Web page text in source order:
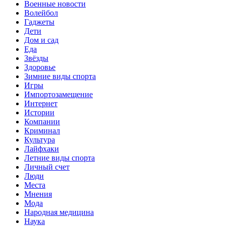
Военные новости
Волейбол
Гаджеты
Дети
Дом и сад
Еда
Звёзды
Здоровье
Зимние виды спорта
Игры
Импортозамещение
Интернет
Истории
Компании
Криминал
Культура
Лайфхаки
Летние виды спорта
Личный счет
Люди
Места
Мнения
Мода
Народная медицина
Наука